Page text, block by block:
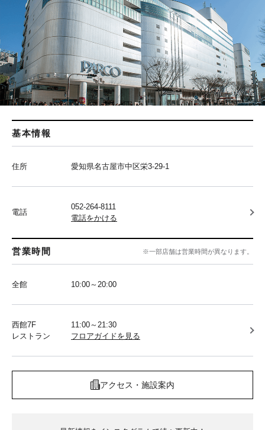
基本情報
住所 愛知県名古屋市中区栄3-29-1
電話
052-264-8111
電話をかける
営業時間 ※一部店舗は営業時間が異なります。
全館 10:00～20:00
西館7F
レストラン
11:00～21:30
フロアガイドを見る
アクセス・施設案内